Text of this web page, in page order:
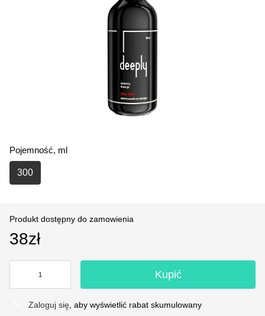
Pojemność, ml
300
Produkt dostępny do zamowienia
38zł
Kupić
Zaloguj się , aby wyświetlić rabat skumulowany